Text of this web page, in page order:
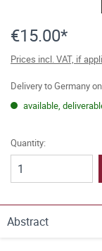
€15.00*
Prices incl. VAT, if
Delivery to Germany
available,
Quantity:
Abstract